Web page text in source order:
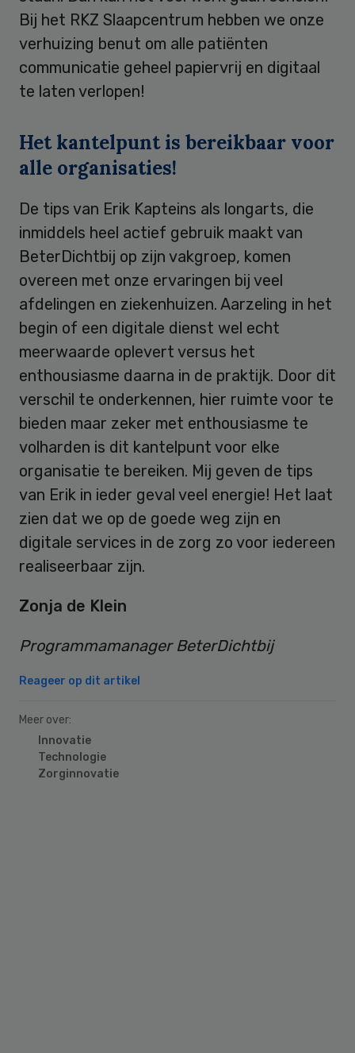
Bij het RKZ Slaapcentrum hebben we onze
verhuizing benut om alle patiënten
communicatie geheel papiervrij en digitaal
te laten verlopen!
Het kantelpunt is bereikbaar voor
alle organisaties!
De tips van Erik Kapteins als longarts, die
inmiddels heel actief gebruik maakt van
BeterDichtbij op zijn vakgroep, komen
overeen met onze ervaringen bij veel
afdelingen en ziekenhuizen. Aarzeling in het
begin of een digitale dienst wel echt
meerwaarde oplevert versus het
enthousiasme daarna in de praktijk. Door dit
verschil te onderkennen, hier ruimte voor te
bieden maar zeker met enthousiasme te
volharden is dit kantelpunt voor elke
organisatie te bereiken. Mij geven de tips
van Erik in ieder geval veel energie! Het laat
zien dat we op de goede weg zijn en
digitale services in de zorg zo voor iedereen
realiseerbaar zijn.
Zonja de Klein
Programmamanager BeterDichtbij
Reageer op dit artikel
Meer over:
Innovatie
Technologie
Zorginnovatie